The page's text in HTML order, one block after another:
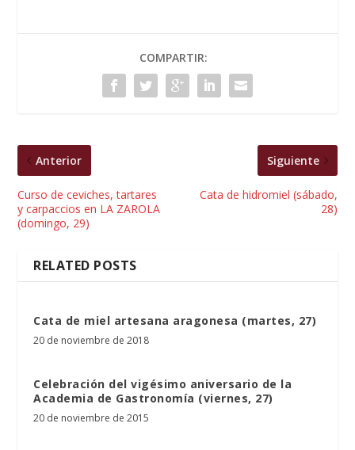
COMPARTIR:
Anterior
Curso de ceviches, tartares
y carpaccios en LA ZAROLA
(domingo, 29)
Siguiente
Cata de hidromiel (sábado,
28)
RELATED POSTS
Cata de miel artesana aragonesa (martes, 27)
20 de noviembre de 2018
Celebración del vigésimo aniversario de la
Academia de Gastronomía (viernes, 27)
20 de noviembre de 2015